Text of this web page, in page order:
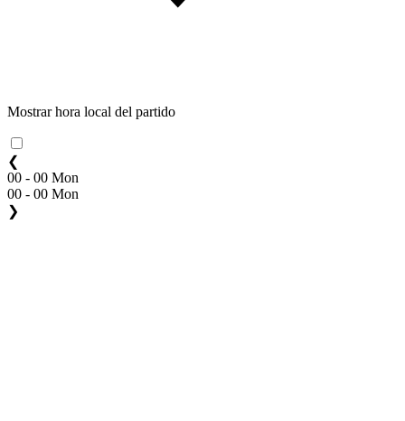
Mostrar hora local del partido
❮
00 - 00 Mon
00 - 00 Mon
❯